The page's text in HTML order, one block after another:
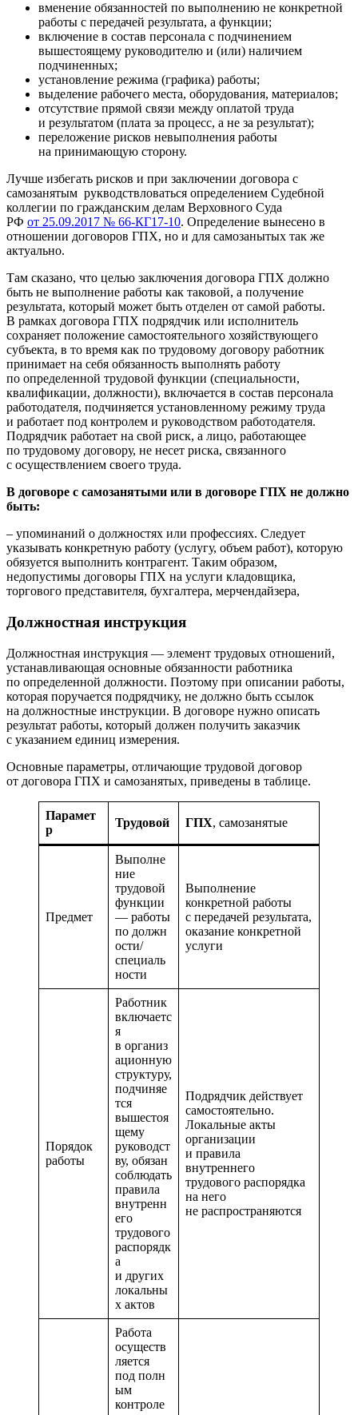
вменение обязанностей по выполнению не конкретной
работы с передачей результата, а функции;
включение в состав персонала с подчинением
вышестоящему руководителю и (или) наличием
подчиненных;
установление режима (графика) работы;
выделение рабочего места, оборудования, материалов;
отсутствие прямой связи между оплатой труда
и результатом (плата за процесс, а не за результат);
переложение рисков невыполнения работы
на принимающую сторону.
Лучше избегать рисков и при заключении договора с
самозанятым рукводствловаться определением Судебной
коллегии по гражданским делам Верховного Суда
РФ от 25.09.2017 № 66-КГ17-10. Определение вынесено в
отношении договоров ГПХ, но и для самозанытых так же
актуально.
Там сказано, что целью заключения договора ГПХ должно
быть не выполнение работы как таковой, а получение
результата, который может быть отделен от самой работы.
В рамках договора ГПХ подрядчик или исполнитель
сохраняет положение самостоятельного хозяйствующего
субъекта, в то время как по трудовому договору работник
принимает на себя обязанность выполнять работу
по определенной трудовой функции (специальности,
квалификации, должности), включается в состав персонала
работодателя, подчиняется установленному режиму труда
и работает под контролем и руководством работодателя.
Подрядчик работает на свой риск, а лицо, работающее
по трудовому договору, не несет риска, связанного
с осуществлением своего труда.
В договоре с самозанятыми или в договоре ГПХ не должно
быть:
– упоминаний о должностях или профессиях. Следует
указывать конкретную работу (услугу, объем работ), которую
обязуется выполнить контрагент. Таким образом,
недопустимы договоры ГПХ на услуги кладовщика,
торгового представителя, бухгалтера, мерчендайзера,
Должностная инструкция
Должностная инструкция — элемент трудовых отношений,
устанавливающая основные обязанности работника
по определенной должности. Поэтому при описании работы,
которая поручается подрядчику, не должно быть ссылок
на должностные инструкции. В договоре нужно описать
результат работы, который должен получить заказчик
с указанием единиц измерения.
Основные параметры, отличающие трудовой договор
от договора ГПХ и самозанятых, приведены в таблице.
Парамет
р
Трудовой ГПХ, самозанятые
Предмет
Выполне
ние
трудовой
функции
— работы
по должн
ости/
специаль
ности
Выполнение
конкретной работы
с передачей результата,
оказание конкретной
услуги
Порядок
работы
Работник
включаетс
я
в организ
ационную
структуру,
подчиняе
тся
вышестоя
щему
руководст
ву, обязан
соблюдать
правила
внутренн
его
трудового
распорядк
а
и других
локальны
х актов
Подрядчик действует
самостоятельно.
Локальные акты
организации
и правила
внутреннего
трудового распорядка
на него
не распространяются
Работа
осуществ
ляется
под полн
ым
контроле